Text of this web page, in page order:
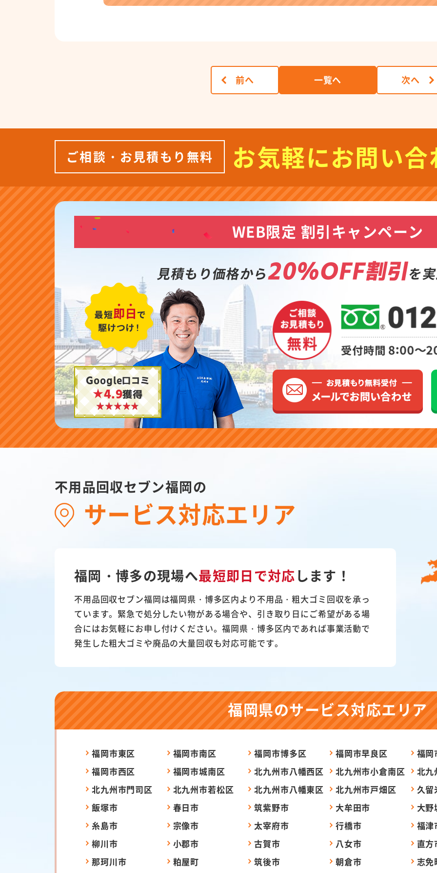
前へ 一覧へ 次へ
ご相談・お見積もり無料 お気軽にお問い
Google口コミ
★4.9獲得
WEB限定 割引キャンペーン
見積もり価格から20%OFF割引を
不用品回収セブン福岡の
サービス対応エリア
福岡・博多の現場へ最短即日で対応します！
不用品回収セブン福岡は福岡県・博多区内より不用品・粗大ゴミ回収を承っ
ています。緊急で処分したい物がある場合や、引き取り日にご希望がある場
合にはお気軽にお申し付けください。福岡県・博多区内であれば事業活動で
発生した粗大ゴミや廃品の大量回収も対応可能です。
福岡県のサービス対応エリア
福岡市東区 福岡市南区 福岡市博多区 福岡市早良区
福岡
福岡市西区
福岡市城南区 北九州市八幡西区 北九州市小倉南区
北九
北九州市門司区
北九州市若松区 北九州市八幡東区 北九州市戸畑区
久留
飯塚市
春日市 筑紫野市 大牟田市
大野
糸島市
宗像市 太宰府市 行橋市
福津
柳川市
小郡市 古賀市 八女市
直方
那珂川市
粕屋町 筑後市 朝倉市 志免